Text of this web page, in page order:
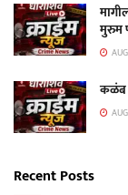
मुरुम
कळंब
Recent Posts